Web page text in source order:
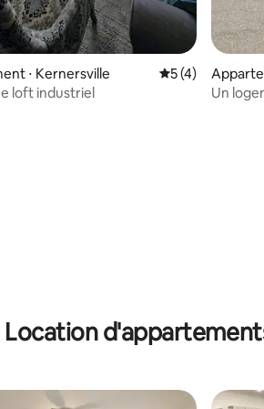
⋅ Kernersville Évaluation
5 (4)
loft industriel
m
Un
Location